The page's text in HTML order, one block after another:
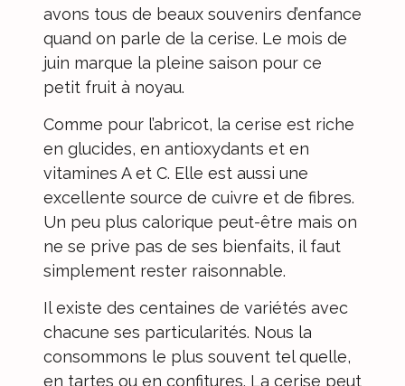
avons tous de beaux souvenirs d’enfance
quand on parle de la cerise. Le mois de
juin marque la pleine saison pour ce
petit fruit à noyau.
Comme pour l’abricot, la cerise est riche
en glucides, en antioxydants et en
vitamines A et C. Elle est aussi une
excellente source de cuivre et de fibres.
Un peu plus calorique peut-être mais on
ne se prive pas de ses bienfaits, il faut
simplement rester raisonnable.
Il existe des centaines de variétés avec
chacune ses particularités. Nous la
consommons le plus souvent tel quelle,
en tartes ou en confitures. La cerise peut